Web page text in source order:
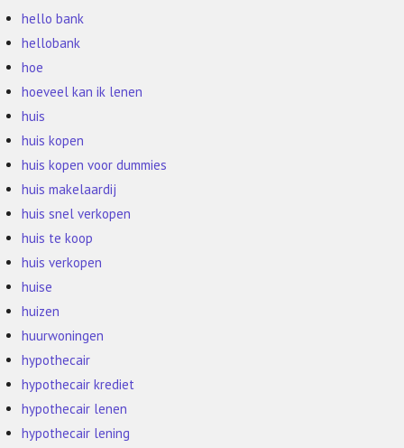
hello bank
hellobank
hoe
hoeveel kan ik lenen
huis
huis kopen
huis kopen voor dummies
huis makelaardij
huis snel verkopen
huis te koop
huis verkopen
huise
huizen
huurwoningen
hypothecair
hypothecair krediet
hypothecair lenen
hypothecair lening